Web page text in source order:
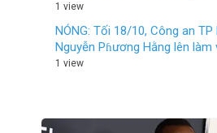
1 view
NÓNG: Tối 18/10, Công an
Nguyễn Pɦương Hằng lên làm
1 view